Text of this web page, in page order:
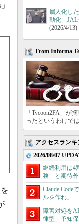
属人化し
動化 JAL
(2026/4/13)
From Informa
「Tycoon2FA」が
ったというわけでは
アクセスランキ
2026/08/07
継続利用は4
務」と期待
Claude Code
ルを作れ」
障害対処を
律型」予知